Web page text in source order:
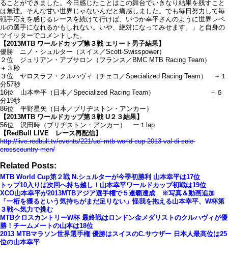
ることができました。今日感じたことはこの舞台でいきなり結果を残すこと
は無理。そんな甘い世界じゃないんだと痛感しました。でも毎日努力して毎
戦手応えを感じるレースを続けて行けば、いつか幸平さんのように世界レベ
ルの選手になれるかもしれない。いや、絶対になってみせます。」と自身の
ツイッターでコメントした。
【2013MTB ワールドカップ第３戦 エリート男子結果】
優勝 ニノ・シュルター（スイス／Scott-Swisspower）
２位 ジュリアン・アブサロン（フランス／BMC MTB Racing Team）
＋３秒
３位 ヤロスラフ・クルハヴィ（チェコ／Specialized Racing Team） ＋１
分57秒
16位 山本幸平（日本／Specialized Racing Team） ＋６
分19秒
86位 平野星矢（日本／ブリヂストン・アンカー）
【2013MTB ワールドカップ第３戦 U２３結果】
56位 沢田時（ブリヂストン・アンカー） ー１lap
【RedBull LIVE レース再配信】
http://live.redbull.tv/events/221/uci-mtb-world-cup-2013-val-di-sole-
crosscountry-men/
Related Posts:
MTB World Cup第２戦 N.シュルターが今季初勝利 山本幸平は17位
トップ10入りは次回へ持ち越し！山本幸平ワールドカップ初戦は19位
XCO山本幸平が2013MTBアジア選手権で５連覇達成 ※写真＆動画追加
「一桁を獲るという気持ちがまだ足りない」怪我を抱える山本幸平、W杯第
３戦へ気力で挑む
MTBクロスカントリーW杯 最終戦はロンドン金メダリストのクルハヴィが優
勝！チームメートの山本は18位
2013 MTBマラソン世界選手権 優勝はスイスのC.サウザー 日本人最高位は25
位の山本幸平